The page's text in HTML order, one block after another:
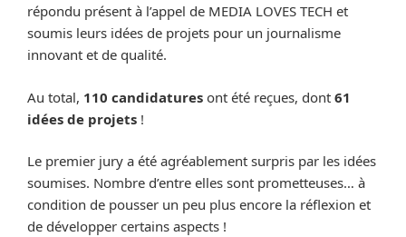
répondu présent à l’appel de MEDIA LOVES TECH et
soumis leurs idées de projets pour un journalisme
innovant et de qualité.
Au total, 110 candidatures ont été reçues, dont 61
idées de projets !
Le premier jury a été agréablement surpris par les idées
soumises. Nombre d’entre elles sont prometteuses… à
condition de pousser un peu plus encore la réflexion et
de développer certains aspects !